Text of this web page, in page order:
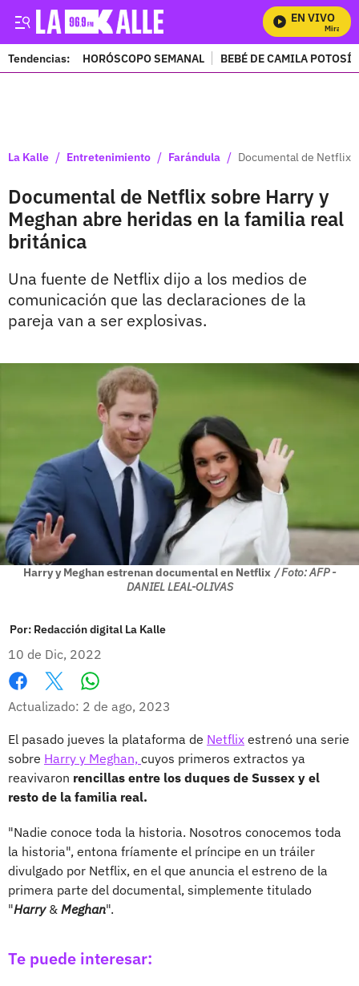
EN VIVO
Mira
Tendencias: HORÓSCOPO SEMANAL BEBÉ DE CAMILA POTOSÍ
La Kalle / Entretenimiento / Farándula / Documental de Netflix
Documental de Netflix sobre Harry y
Meghan abre heridas en la familia real
británica
Una fuente de Netflix dijo a los medios de
comunicación que las declaraciones de la
pareja van a ser explosivas.
Harry y Meghan estrenan documental en Netflix / Foto: AFP -
DANIEL LEAL-OLIVAS
Por: Redacción digital La Kalle
10 de Dic, 2022
Facebook
X
Actualizado: 2 de ago, 2023
El pasado jueves la plataforma de Netflix estrenó una serie
sobre Harry y Meghan, cuyos primeros extractos ya
reavivaron rencillas entre los duques de Sussex y el
resto de la familia real.
"Nadie conoce toda la historia. Nosotros conocemos toda
la historia", entona fríamente el príncipe en un tráiler
divulgado por Netflix, en el que anuncia el estreno de la
primera parte del documental, simplemente titulado
"Harry& Meghan".
Te puede interesar: